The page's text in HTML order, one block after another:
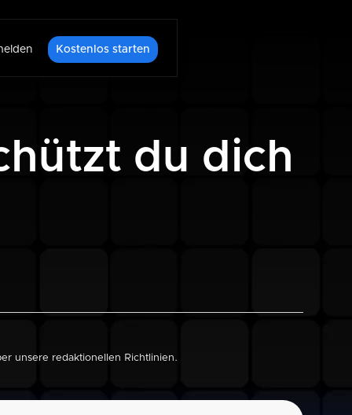
Kostenlos starten
du dich
unsere redaktionellen Richtlinien.